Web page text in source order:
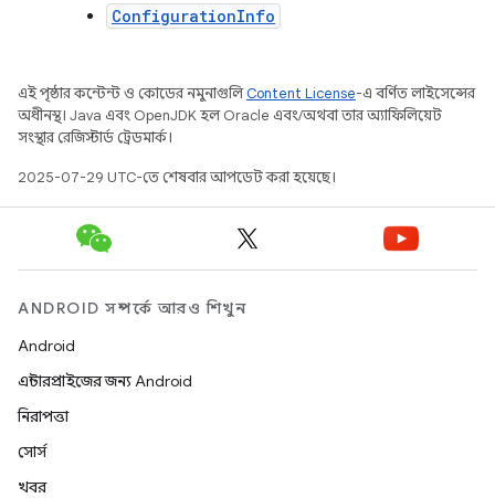
ConfigurationInfo
এই পৃষ্ঠার কন্টেন্ট ও কোডের নমুনাগুলিContent License-এ বর্ণিত লাইসেন্সের
অধীনস্থ। Java এবং OpenJDK হল Oracle এবং/অথবা তার অ্যাফিলিয়েট
সংস্থার রেজিস্টার্ড ট্রেডমার্ক।
2025-07-29 UTC-তে শেষবার আপডেট করা হয়েছে।
ANDROID সম্পর্কে আরও শিখুন
Android
এন্টারপ্রাইজের জন্য Android
নিরাপত্তা
সোর্স
খবর